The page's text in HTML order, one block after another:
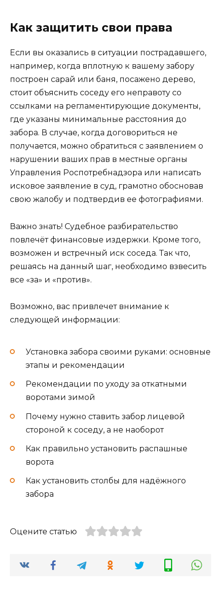
Как защитить свои права
Если вы оказались в ситуации пострадавшего,
например, когда вплотную к вашему забору
построен сарай или баня, посажено дерево,
стоит объяснить соседу его неправоту со
ссылками на регламентирующие документы,
где указаны минимальные расстояния до
забора. В случае, когда договориться не
получается, можно обратиться с заявлением о
нарушении ваших прав в местные органы
Управления Роспотребнадзора или написать
исковое заявление в суд, грамотно обосновав
свою жалобу и подтвердив ее фотографиями.
Важно знать! Судебное разбирательство
повлечёт финансовые издержки. Кроме того,
возможен и встречный иск соседа. Так что,
решаясь на данный шаг, необходимо взвесить
все «за» и «против».
Возможно, вас привлечет внимание к
следующей информации:
Установка забора своими руками: основные
этапы и рекомендации
Рекомендации по уходу за откатными
воротами зимой
Почему нужно ставить забор лицевой
стороной к соседу, а не наоборот
Как правильно установить распашные
ворота
Как установить столбы для надёжного
забора
Оцените статью